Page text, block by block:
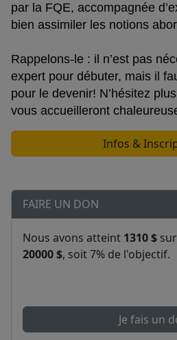
par la FQE, accompagnée
bien assimiler les notions
Rappelons-le : il n’est pas
expert pour débuter, mais il
pour le devenir! N’hésitez
vous accueilleront
Infos &
FAIRE UN DON
Nous avons atteint 1310 $
20000 $, soit 7% de l'objectif.
Je fais un